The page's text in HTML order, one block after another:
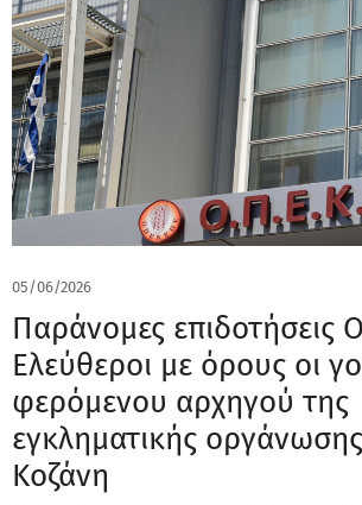
05/06/2026
Παράνομες επιδοτήσεις
Ελεύθεροι με όρους οι
φερόμενου αρχηγού της
εγκληματικής
Κοζάνη